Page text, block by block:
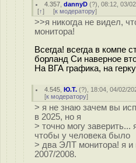
4.357 ,dannyD (?), 08:12, 03/
[↑] [к модератору]
>>я никогда не видел,
монитора!
Всегда! всегда в компе
борланд Си наверное
На ВГА графика, на
4.545 ,Ю.Т. (?), 18:04, 04/02/
[к модератору]
> я не знаю зачем вы
в 2025, но я
> точно могу заверить...
чтобы у человека было
> два ЭЛТ монитора! я и
2007/2008.